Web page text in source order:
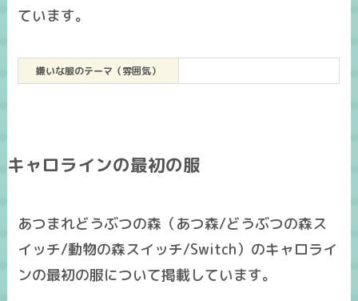
ています。
嫌いな服のテーマ（雰囲気）
キャロラインの最初の服
あつまれどうぶつの森（あつ森/どうぶつの森ス
イッチ/動物の森スイッチ/Switch）のキャロライ
ンの最初の服について掲載しています。